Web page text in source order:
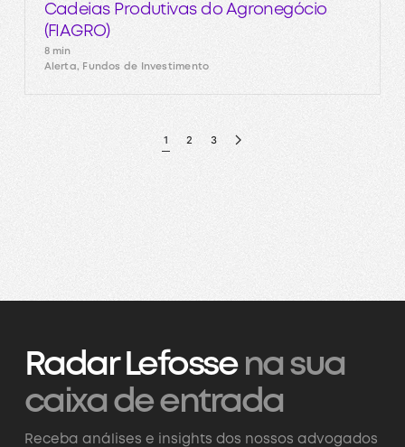
Cadeias Produtivas do Agronegócio
(FIAGRO)
8 min
Alerta, Fundos de Investimento
1 2 3
Radar Lefossena sua
caixa de entrada
Receba análises e insights dos nossos advogados